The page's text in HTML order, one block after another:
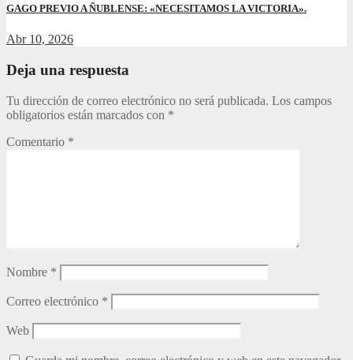
GAGO PREVIO A ÑUBLENSE: «NECESITAMOS LA VICTORIA».
Abr 10, 2026
Deja una respuesta
Tu dirección de correo electrónico no será publicada. Los campos
obligatorios están marcados con *
Comentario *
Nombre *
Correo electrónico *
Web